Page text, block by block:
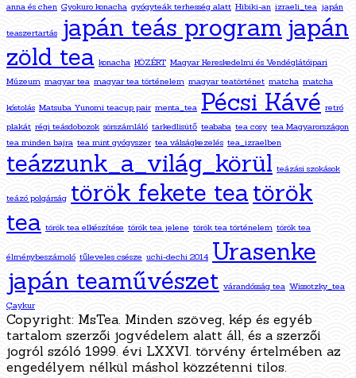
anna és chen Gyokuro konacha gyógyteák terhesség alatt Hibiki-an izraeli_tea japán
teaszertartás japán teás program japán
zöld tea konacha KÖZÉRT Magyar Kereskedelmi és Vendéglátóipari
Múzeum magyar tea magyar tea történelem magyar teatörténet matcha matcha
kóstolás Matsuba Yunomi teacup pair menta_tea Pécsi Kávé retró
plakát régi teásdobozok sörszámláló tarkedlisütő teababa tea cosy tea Magyarországon
tea minden bajra tea mint gyógyszer tea válságkezelés tea_izraelben
teázzunk_a_világ_körül teázási szokások
teázó polgárság török fekete teatörök
tea török tea elkészítése török tea jelene török tea történelem török tea
élménybeszámoló tűleveles csésze uchi-dechi 2014 Urasenke
japán teaművészet várandósság tea Wissotzky_tea
Çaykur
Copyright: MsTea. Minden szöveg, kép és egyéb
tartalom szerzői jogvédelem alatt áll, és a szerzői
jogról szóló 1999. évi LXXVI. törvény értelmében az
engedélyem nélkül máshol közzétenni tilos.